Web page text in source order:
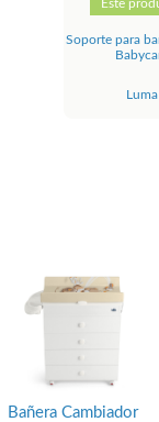
Este
Soporte para
Luma
Bañera Cambiador